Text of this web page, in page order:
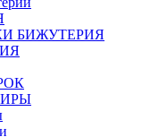
БИЖУТЕРИЯ